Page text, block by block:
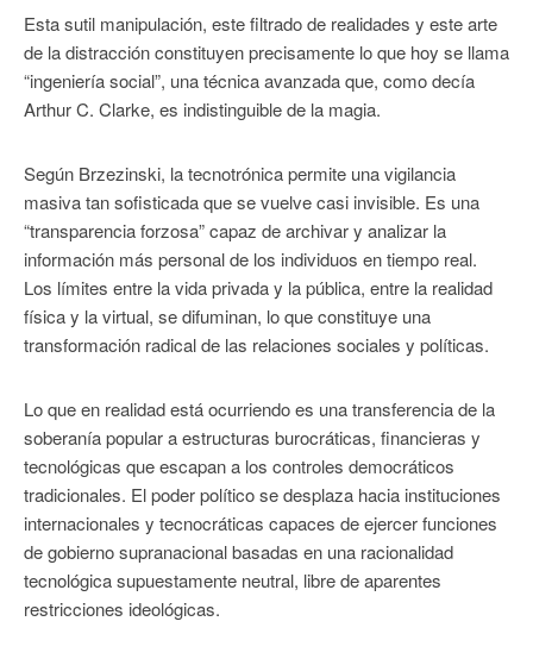
Esta sutil manipulación, este filtrado de realidades y este arte
de la distracción constituyen precisamente lo que hoy se llama
“ingeniería social”, una técnica avanzada que, como decía
Arthur C. Clarke, es indistinguible de la magia.
Según Brzezinski, la tecnotrónica permite una vigilancia
masiva tan sofisticada que se vuelve casi invisible. Es una
“transparencia forzosa” capaz de archivar y analizar la
información más personal de los individuos en tiempo real.
Los límites entre la vida privada y la pública, entre la realidad
física y la virtual, se difuminan, lo que constituye una
transformación radical de las relaciones sociales y políticas.
Lo que en realidad está ocurriendo es una transferencia de la
soberanía popular a estructuras burocráticas, financieras y
tecnológicas que escapan a los controles democráticos
tradicionales. El poder político se desplaza hacia instituciones
internacionales y tecnocráticas capaces de ejercer funciones
de gobierno supranacional basadas en una racionalidad
tecnológica supuestamente neutral, libre de aparentes
restricciones ideológicas.